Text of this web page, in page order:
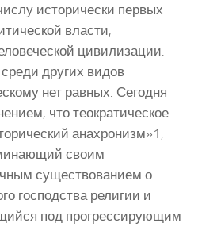
исторически первых
власти,
цивилизации.
других видов
нет равных. Сегодня
что теократическое
анахронизм»1,
своим
существованием о
господства религии и
под прогрессирующим